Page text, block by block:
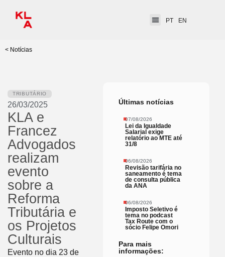
PT EN
< Notícias
TRIBUTÁRIO
26/03/2025
KLA e
Francez
Advogados
realizam
evento
sobre a
Reforma
Tributária e
os Projetos
Culturais
Evento no dia 23 de
Últimas notícias
07/08/2026
Lei da Igualdade
Salarial exige
relatório ao MTE até
31/8
06/08/2026
Revisão tarifária no
saneamento é tema
de consulta pública
da ANA
06/08/2026
Imposto Seletivo é
tema no podcast
Tax Route com o
sócio Felipe Omori
Para mais
informações: